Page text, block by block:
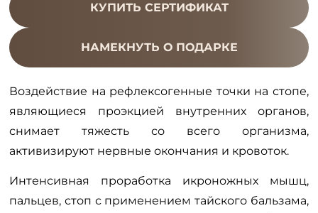
Воздействие на рефлексогенные точки на стопе,
являющиеся проэкцией внутренних органов,
снимает тяжесть со всего организма,
активизируют нервные окончания и кровоток.
Интенсивная проработка икроножных мышц,
пальцев, стоп с применением тайского бальзама,
КУПИТЬ СЕРТИФИКАТ
НАМЕКНУТЬ О ПОДАРКЕ